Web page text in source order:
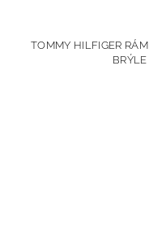
TOMMY HILFIGER